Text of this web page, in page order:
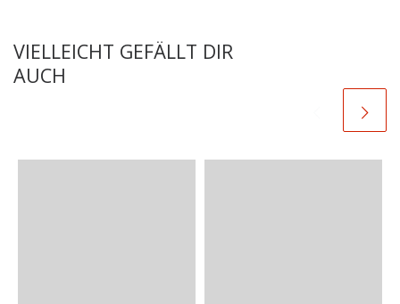
VIELLEICHT GEFÄLLT DIR
AUCH